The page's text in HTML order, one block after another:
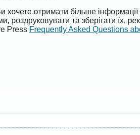
хочете отримати більше
роздруковувати та зберігати їх,
Press Frequently Asked Questions